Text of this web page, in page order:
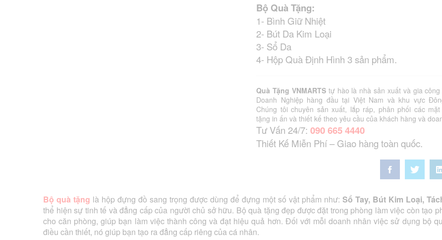
Bộ Quà Tặng:
1- Bình Giữ Nhiệt
2- Bút Da Kim Loại
3- Sổ Da
4- Hộp Quà Định Hình 3 sản phẩm.
Quà Tặng VNMARTStự hào là nhà sản xuất và gia công
Doanh Nghiệp hàng đầu tại Việt Nam và khu vực
Chúng tôi chuyên sản xuất, lắp ráp, phân phối các
tặng in ấn và thiết kế theo yêu cầu của khách hàng và
Tư Vấn 24/7:090 665 4440
Thiết Kế Miễn Phí – Giao hàng toàn quốc.
Bộ quà tặng là hộp đựng đồ sang trọng được dùng để đựng một số vật phẩm như: Sổ Tay, Bút Kim Loại,
thể hiện sự tinh tế và đẳng cấp của người chủ sở hữu. Bộ quà tặng đẹp được đặt trong phòng làm việc còn tạo
cho căn phòng, giúp bạn làm việc thành công và đạt hiệu quả hơn. Đối với mỗi doanh nhân việc sử dụng bộ
điều cần thiết, nó giúp bạn tạo ra đẳng cấp riêng của cá nhân.